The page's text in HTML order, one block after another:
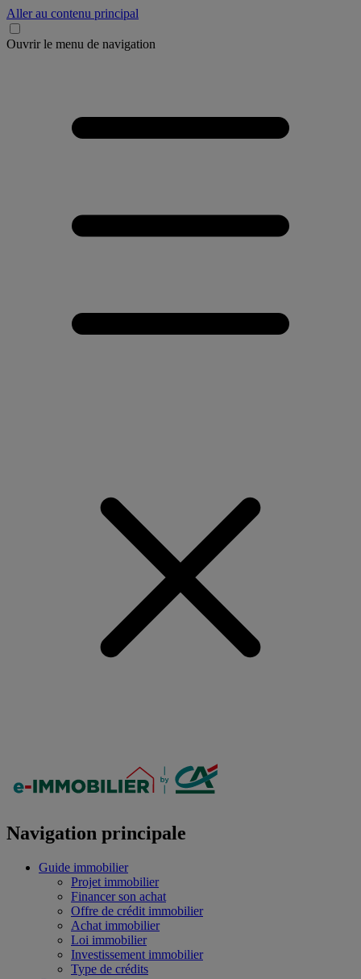
Aller au contenu principal
Ouvrir le menu de navigation
Navigation principale
Guide immobilier
Projet immobilier
Financer son achat
Offre de crédit immobilier
Achat immobilier
Loi immobilier
Investissement immobilier
Type de crédits